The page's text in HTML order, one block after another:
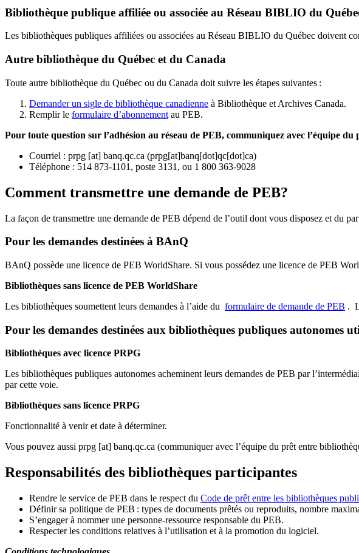
Bibliothèque publique affiliée ou associée au Réseau BIBLIO du
Les bibliothèques publiques affiliées ou associées au Réseau BIBLIO du Québec doivent
Autre bibliothèque du Québec et du Canada
Toute autre bibliothèque du Québec ou du Canada doit suivre les étapes suivantes :
Demander un sigle de bibliothèque canadienne à Bibliothèque et Archives Canada.
Remplir le formulaire d’abonnement au PEB.
Pour toute question sur l’adhésion au réseau de PEB, communiquez avec l’équipe
Courriel : prpg [at] banq.qc.ca (prpg[at]banq[dot]qc[dot]ca)
Téléphone : 514 873-1101, poste 3131, ou 1 800 363-9028
Comment transmettre une demande de PEB?
La façon de transmettre une demande de PEB dépend de l’outil dont vous disposez et du
Pour les demandes destinées à BAnQ
BAnQ possède une licence de PEB WorldShare. Si vous possédez une licence de PEB
Bibliothèques sans licence de PEB WorldShare
Les bibliothèques soumettent leurs demandes à l’aide du formulaire de demande de PEB .
Pour les demandes destinées aux bibliothèques publiques autonomes
Bibliothèques avec licence PRPG
Les bibliothèques publiques autonomes acheminent leurs demandes de PEB par
par cette voie.
Bibliothèques sans licence PRPG
Fonctionnalité à venir et date à déterminer.
Vous pouvez aussi prpg [at] banq.qc.ca (communiquer avec l’équipe du prêt entre
Responsabilités des bibliothèques participantes
Rendre le service de PEB dans le respect du Code de prêt entre les bibliothèques
Définir sa politique de PEB : types de documents prêtés ou reproduits, nombre
S’engager à nommer une personne-ressource responsable du PEB.
Respecter les conditions relatives à l’utilisation et à la promotion du logiciel.